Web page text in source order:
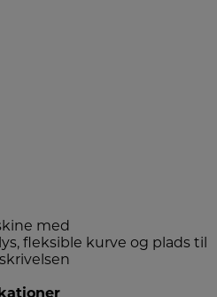
med
fleksible kurve og plads til